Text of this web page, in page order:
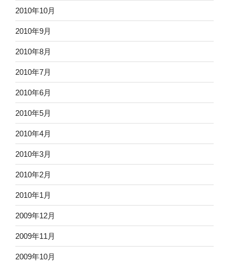
2010年10月
2010年9月
2010年8月
2010年7月
2010年6月
2010年5月
2010年4月
2010年3月
2010年2月
2010年1月
2009年12月
2009年11月
2009年10月